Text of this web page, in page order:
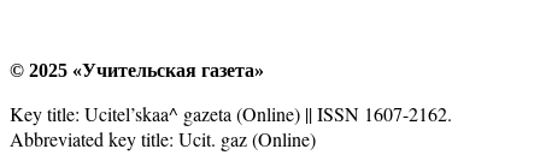
© 2025 «Учительская газета»
Key title: Ucitel’skaa^ gazeta (Online) || ISSN 1607-2162.
Abbreviated key title: Ucit. gaz (Online)